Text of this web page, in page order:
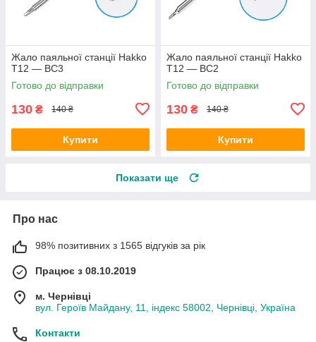
Жало паяльної станції Hakko
T12 — BC3
Готово до відправки
130 ₴ 140 ₴
Купити
Жало паяльної станції Hakko
T12 — BC2
Готово до відправки
130 ₴ 140 ₴
Купити
Показати ще
Про нас
98% позитивних з 1565 відгуків за рік
Працює з 08.10.2019
м. Чернівці
вул. Героїв Майдану, 11, індекс 58002, Чернівці, Україна
Контакти